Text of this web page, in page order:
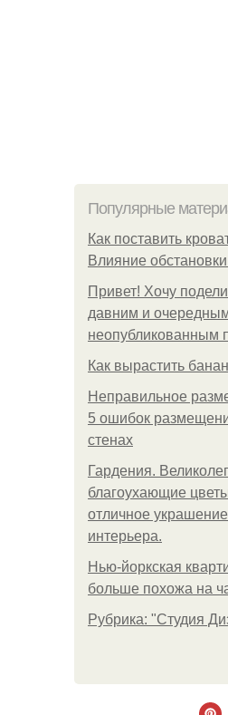
Популярные
Как поставить
Влияние
Привет! Хочу
давним и
неопубликованным
Как вырастить
Неправильное
5 ошибок
стенах
Гардения.
благоухающие
отличное
интерьера.
Нью-йоркская
больше похожа на
Рубрика: "Студия